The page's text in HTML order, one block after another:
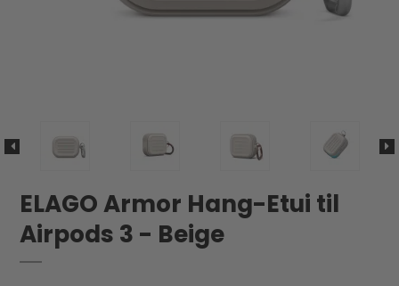
ELAGO Armor Hang-Etui til
Airpods 3 - Beige